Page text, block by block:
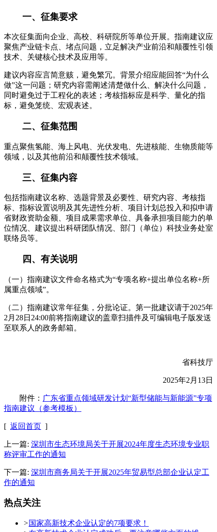
一、征集要求
本次征集面向企业、高校、科研院所等单位开展。指南建议应
聚焦产业链卡点、堵点问题，立足解决产业前沿和颠覆性引领
技术、关键核心技术及应用等。
建议内容应言简意赅，避免繁冗。背景介绍应能回答“为什么
做”这一问题；研究内容需阐述清楚做什么、解决什么问题，
同时避免过于工程化的表述；考核指标应是科学、量化的指
标，避免笼统、宏观表述。
二、征集范围
重点聚焦氢能、海上风电、光伏发电、先进核能、生物质能等
领域，以及其他前沿和颠覆性技术领域。
三、征集内容
包括指南建议名称、选题背景及必要性、研究内容、考核指
标、指标设置说明及其先进性分析、项目计划总投入和拟申请
省财政资助金额、项目成果需求单位、具备承担项目能力的单
位情况、建议提出科研团队情况、部门（单位）科技业务处室
联络员等。
四、有关说明
（一）指南建议文件命名格式为“专项名称+提出单位名称+所
属重点领域”。
（二）指南建议常年征集，分批论证。第一批建议请于2025年
2月28日24:00前将指南建议的盖章扫描件及可编辑电子版发送
至联系人的政务邮箱。
省科技厅
2025年2月13日
附件： 广东省重点领域研发计划“新型储能与新能源”专项
指南建议（参考模板）
[ 返回首页 ]
上一篇: 深圳市生态环境局关于开展2024年度生态环境专业职
称评审工作的通知
下一篇: 深圳市商务局关于开展2025年贸易型总部企业认定工
作的通知
热点关注
>国家高新技术企业认定的7项要求！